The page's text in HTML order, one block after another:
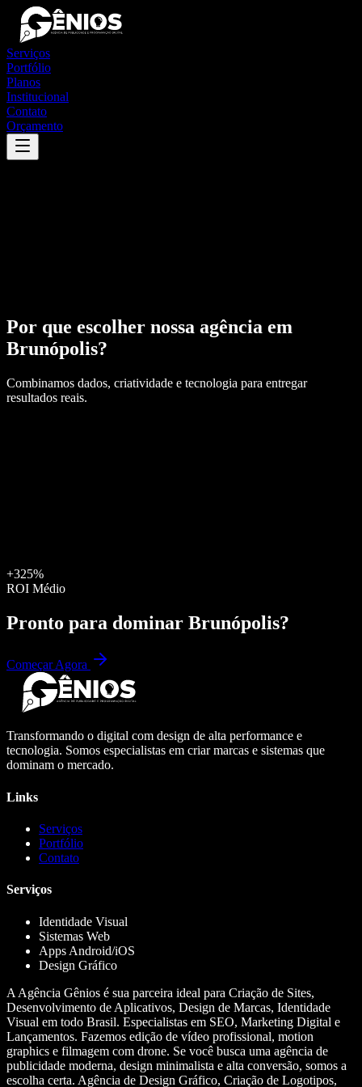
Serviços
Portfólio
Planos
Institucional
Contato
Orçamento
Por que escolher nossa agência em
Brunópolis?
Combinamos dados, criatividade e tecnologia para entregar
resultados reais.
+325%
ROI Médio
Pronto para dominar Brunópolis?
Começar Agora
Transformando o digital com design de alta performance e
tecnologia. Somos especialistas em criar marcas e sistemas que
dominam o mercado.
Links
Serviços
Portfólio
Contato
Serviços
Identidade Visual
Sistemas Web
Apps Android/iOS
Design Gráfico
A Agência Gênios é sua parceira ideal para Criação de Sites,
Desenvolvimento de Aplicativos, Design de Marcas, Identidade
Visual em todo Brasil. Especialistas em SEO, Marketing Digital e
Lançamentos. Fazemos edição de vídeo profissional, motion
graphics e filmagem com drone. Se você busca uma agência de
publicidade moderna, design minimalista e alta conversão, somos a
escolha certa. Agência de Design Gráfico, Criação de Logotipos,